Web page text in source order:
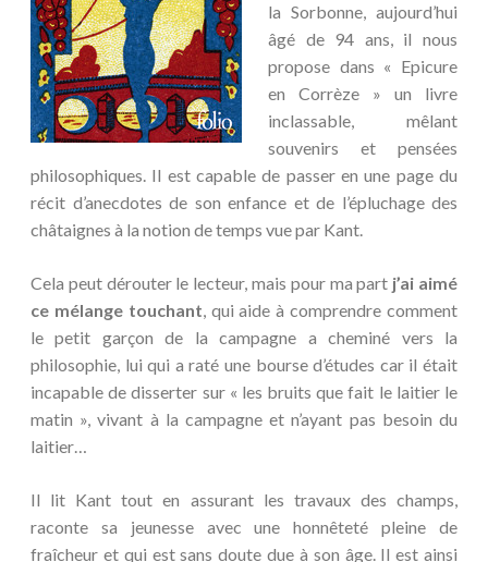
la Sorbonne, aujourd’hui
âgé de 94 ans, il nous
propose dans « Epicure
en Corrèze » un livre
inclassable, mêlant
souvenirs et pensées
philosophiques. Il est capable de passer en une page du
récit d’anecdotes de son enfance et de l’épluchage des
châtaignes à la notion de temps vue par Kant.
Cela peut dérouter le lecteur, mais pour ma part j’ai aimé
ce mélange touchant, qui aide à comprendre comment
le petit garçon de la campagne a cheminé vers la
philosophie, lui qui a raté une bourse d’études car il était
incapable de disserter sur « les bruits que fait le laitier le
matin », vivant à la campagne et n’ayant pas besoin du
laitier…
Il lit Kant tout en assurant les travaux des champs,
raconte sa jeunesse avec une honnêteté pleine de
fraîcheur et qui est sans doute due à son âge. Il est ainsi